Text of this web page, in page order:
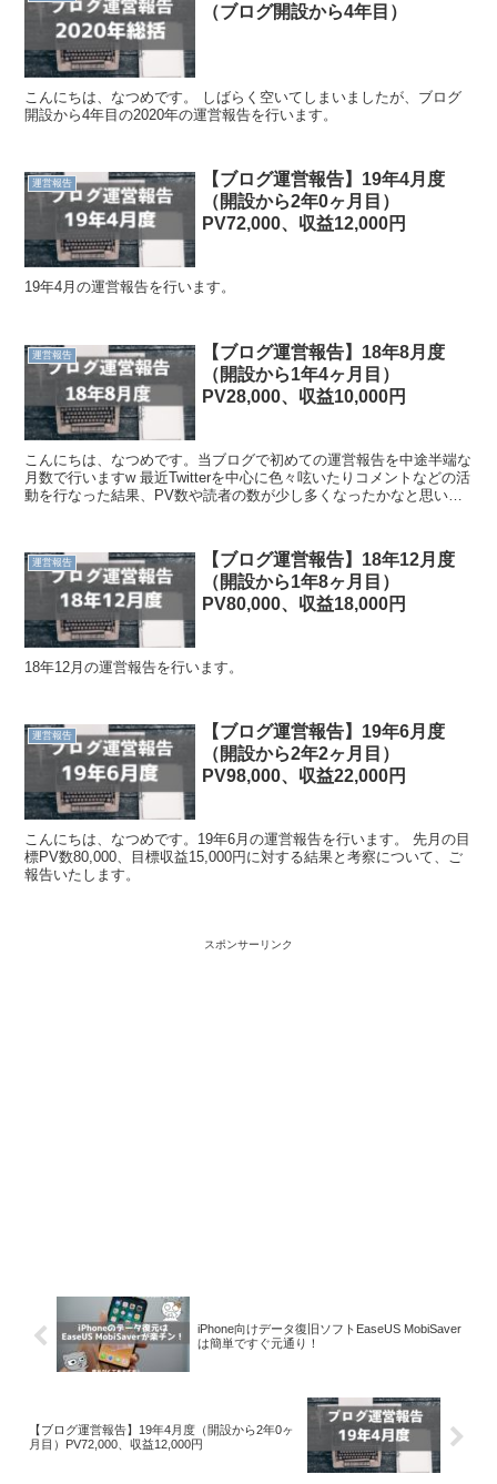
（ブログ開設から4年目）
こんにちは、なつめです。 しばらく空いてしまいましたが、ブログ
開設から4年目の2020年の運営報告を行います。
運営報告
【ブログ運営報告】19年4月度
（開設から2年0ヶ月目）
PV72,000、収益12,000円
19年4月の運営報告を行います。
運営報告
【ブログ運営報告】18年8月度
（開設から1年4ヶ月目）
PV28,000、収益10,000円
こんにちは、なつめです。当ブログで初めての運営報告を中途半端な
月数で行いますw 最近Twitterを中心に色々呟いたりコメントなどの活
動を行なった結果、PV数や読者の数が少し多くなったかなと思いま
運営報告
【ブログ運営報告】18年12月度
（開設から1年8ヶ月目）
PV80,000、収益18,000円
18年12月の運営報告を行います。
運営報告
【ブログ運営報告】19年6月度
（開設から2年2ヶ月目）
PV98,000、収益22,000円
こんにちは、なつめです。19年6月の運営報告を行います。 先月の目
標PV数80,000、目標収益15,000円に対する結果と考察について、ご
報告いたします。
スポンサーリンク
iPhone向けデータ復旧ソフトEaseUS MobiSaver
は簡単ですぐ元通り！
【ブログ運営報告】19年4月度（開設から2年0ヶ
月目）PV72,000、収益12,000円